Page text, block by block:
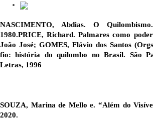
NASCIMENTO, Abdias. O
1980.PRICE, Richard. Palmares como
João José; GOMES, Flávio dos Santos
fio: história do quilombo no Brasil. São
Letras, 1996
SOUZA, Marina de Mello e. “Além do
2020.